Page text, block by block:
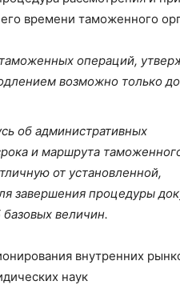
времени таможенного
операций,
возможно только до
об административных
и маршрута
от установленной,
завершения процедуры
величин.
внутренних
наук